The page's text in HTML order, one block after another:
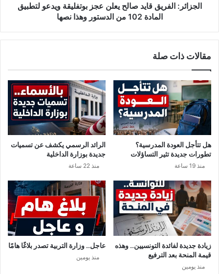
ك
ن
و
ر
ي
ش
ه
ر
م
ض
ا
ن
'
ق
د
ص
ع
ل
ع
ج
ز
ب
و
ت
ل
الجزائر: الفريق قايد صالح يعلن عجز بوتفليقة ويدعو لتطبيق
المادة 102 من الدستور وهذا نصها
مقالات ذات صلة
هل تتأجل العودة المدرسية؟
تطورات جديدة تثير التساؤلات
منذ 19 ساعة
الرائد الرسمي يكشف عن تسميات
جديدة بوزارة الداخلية
منذ 22 ساعة
زيادة جديدة لفائدة التونسيين.. وهذه
قيمة المنحة بعد الترفيع
منذ يومين
عاجل.. وزارة التربية تصدر بلاغًا هامًا
منذ يومين